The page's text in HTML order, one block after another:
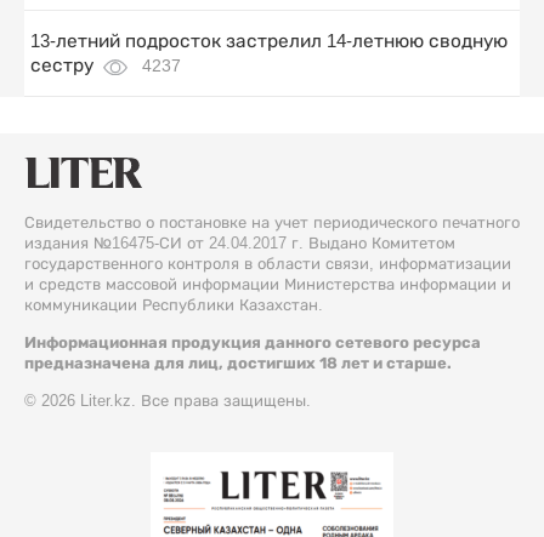
13-летний подросток застрелил 14-летнюю сводную
сестру
4237
Свидетельство о постановке на учет периодического печатного
издания №16475-СИ от 24.04.2017 г. Выдано Комитетом
государственного контроля в области связи, информатизации
и средств массовой информации Министерства информации и
коммуникации Республики Казахстан.
Информационная продукция данного сетевого ресурса
предназначена для лиц, достигших 18 лет и старше.
© 2026 Liter.kz. Все права защищены.